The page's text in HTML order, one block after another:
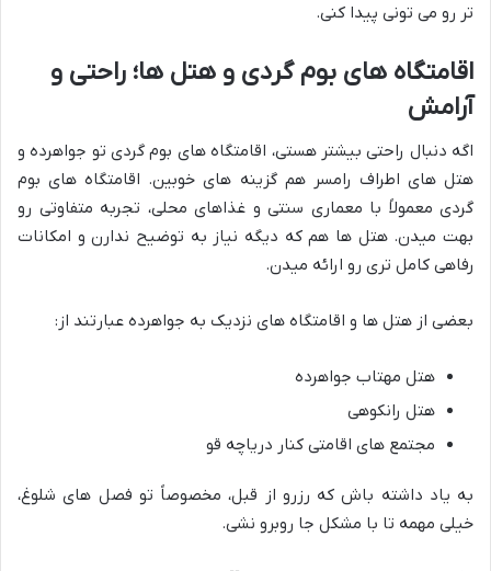
تر رو می تونی پیدا کنی.
اقامتگاه های بوم گردی و هتل ها؛ راحتی و
آرامش
اگه دنبال راحتی بیشتر هستی، اقامتگاه های بوم گردی تو جواهرده و
هتل های اطراف رامسر هم گزینه های خوبین. اقامتگاه های بوم
گردی معمولاً با معماری سنتی و غذاهای محلی، تجربه متفاوتی رو
بهت میدن. هتل ها هم که دیگه نیاز به توضیح ندارن و امکانات
رفاهی کامل تری رو ارائه میدن.
بعضی از هتل ها و اقامتگاه های نزدیک به جواهرده عبارتند از:
هتل مهتاب جواهرده
هتل رانکوهی
مجتمع های اقامتی کنار دریاچه قو
به یاد داشته باش که رزرو از قبل، مخصوصاً تو فصل های شلوغ،
خیلی مهمه تا با مشکل جا روبرو نشی.